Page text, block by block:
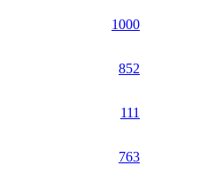
1000
852
111
763